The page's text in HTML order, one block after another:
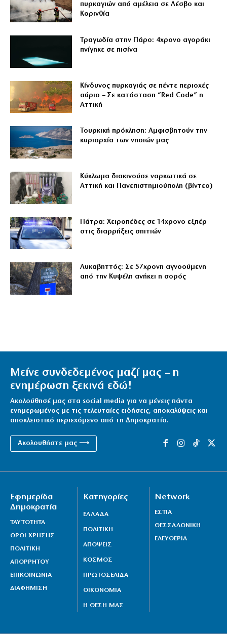
πυρκαγιών από αμέλεια σε Λέσβο και
Κορινθία
Τραγωδία στην Πάρο: 4χρονο αγοράκι
πνίγηκε σε πισίνα
Κίνδυνος πυρκαγιάς σε πέντε περιοχές
αύριο – Σε κατάσταση “Red Code” η
Αττική
Τουρκική πρόκληση: Αμφισβητούν την
κυριαρχία των νησιών μας
Κύκλωμα διακινούσε ναρκωτικά σε
Αττική και Πανεπιστημιούπολη (βίντεο)
Πάτρα: Χειροπέδες σε 14χρονο εξπέρ
στις διαρρήξεις σπιτιών
Λυκαβηττός: Σε 57χρονη αγνοούμενη
από την Κυψέλη ανήκει η σορός
Μείνε συνδεδεμένος μαζί μας – η
ενημέρωση ξεκινά εδώ!
Ακολούθησέ μας στα social media για να μένεις πάντα
ενημερωμένος με τις τελευταίες ειδήσεις, αποκαλύψεις και
αποκλειστικό περιεχόμενο από τη Δημοκρατία.
Ακολουθήστε μας ⟶
Εφημερίδα
Δημοκρατία
ΤΑΥΤΟΤΗΤΑ
ΟΡΟΙ ΧΡΗΣΗΣ
ΠΟΛΙΤΙΚΗ
ΑΠΟΡΡΗΤΟΥ
ΕΠΙΚΟΙΝΩΝΙΑ
ΔΙΑΦΗΜΙΣΗ
Κατηγορίες
ΕΛΛΑΔΑ
ΠΟΛΙΤΙΚΗ
ΑΠΟΨΕΙΣ
ΚΟΣΜΟΣ
ΠΡΩΤΟΣΕΛΙΔΑ
ΟΙΚΟΝΟΜΙΑ
Η ΘΕΣΗ ΜΑΣ
Network
ΕΣΤΙΑ
ΘΕΣΣΑΛΟΝΙΚΗ
ΕΛΕΥΘΕΡΙΑ